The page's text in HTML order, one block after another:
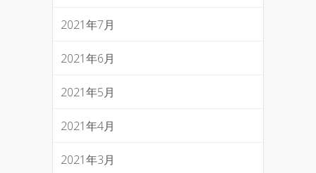
2021年7月
2021年6月
2021年5月
2021年4月
2021年3月